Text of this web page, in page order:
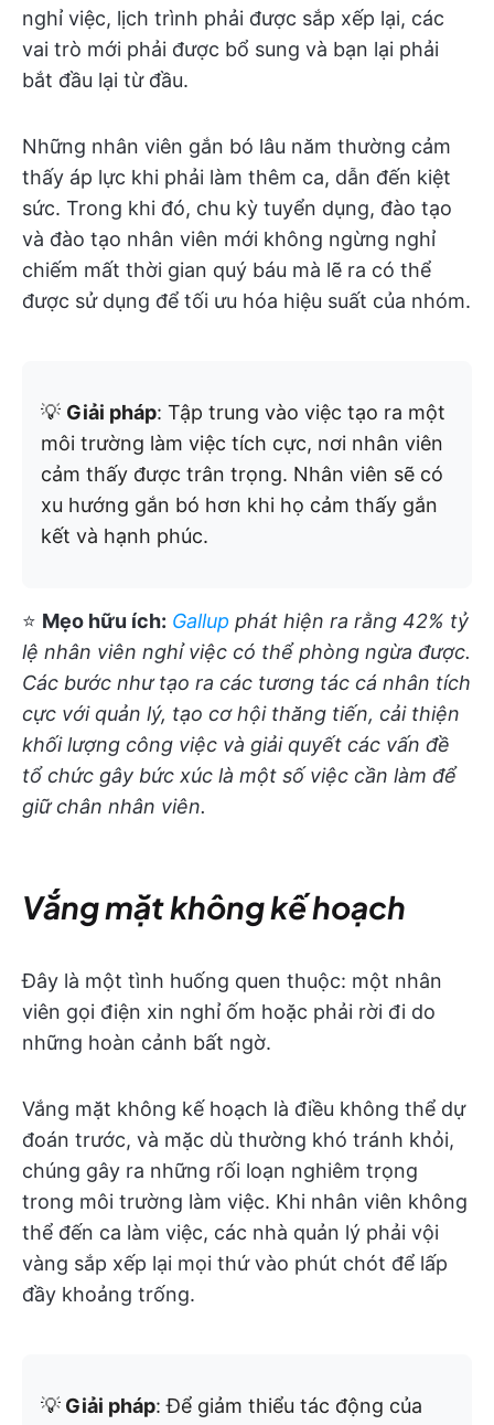
nghỉ việc, lịch trình phải được sắp xếp lại, các
vai trò mới phải được bổ sung và bạn lại phải
bắt đầu lại từ đầu.
Những nhân viên gắn bó lâu năm thường cảm
thấy áp lực khi phải làm thêm ca, dẫn đến kiệt
sức. Trong khi đó, chu kỳ tuyển dụng, đào tạo
và đào tạo nhân viên mới không ngừng nghỉ
chiếm mất thời gian quý báu mà lẽ ra có thể
được sử dụng để tối ưu hóa hiệu suất của nhóm.
💡 Giải pháp: Tập trung vào việc tạo ra một
môi trường làm việc tích cực, nơi nhân viên
cảm thấy được trân trọng. Nhân viên sẽ có
xu hướng gắn bó hơn khi họ cảm thấy gắn
kết và hạnh phúc.
⭐ Mẹo hữu ích: Gallup phát hiện ra rằng 42% tỷ
lệ nhân viên nghỉ việc có thể phòng ngừa được.
Các bước như tạo ra các tương tác cá nhân tích
cực với quản lý, tạo cơ hội thăng tiến, cải thiện
khối lượng công việc và giải quyết các vấn đề
tổ chức gây bức xúc là một số việc cần làm để
giữ chân nhân viên.
Vắng mặt không kế hoạch
Đây là một tình huống quen thuộc: một nhân
viên gọi điện xin nghỉ ốm hoặc phải rời đi do
những hoàn cảnh bất ngờ.
Vắng mặt không kế hoạch là điều không thể dự
đoán trước, và mặc dù thường khó tránh khỏi,
chúng gây ra những rối loạn nghiêm trọng
trong môi trường làm việc. Khi nhân viên không
thể đến ca làm việc, các nhà quản lý phải vội
vàng sắp xếp lại mọi thứ vào phút chót để lấp
đầy khoảng trống.
💡 Giải pháp: Để giảm thiểu tác động của